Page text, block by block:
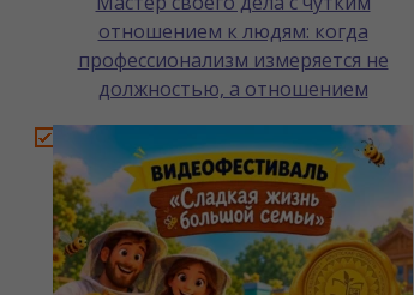
отношением к людям: когда
профессионализм измеряется не
должностью, а отношением